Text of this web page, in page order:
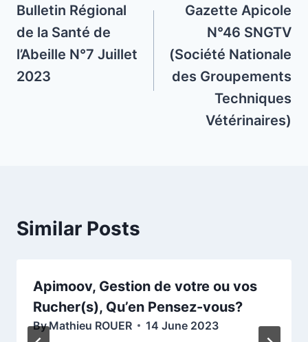
navigation
Bulletin Régional
de la Santé de
l’Abeille N°7 Juillet
2023
Gazette Apicole
N°46 SNGTV
(Société Nationale
des Groupements
Techniques
Vétérinaires)
Similar Posts
Apimoov, Gestion de votre ou vos
Rucher(s), Qu’en Pensez-vous?
ByMathieu ROUER 14 June 2023